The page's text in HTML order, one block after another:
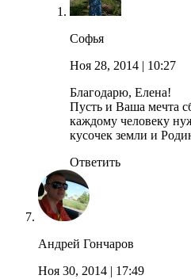
Софья
Ноя 28, 2014 | 10:27
Благодарю, Елена!
Пусть и Ваша мечта
каждому человеку
кусочек земли и
Ответить
Андрей Гончаров
Ноя 30, 2014 | 17:49